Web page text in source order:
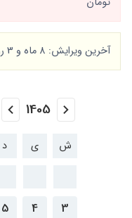
آخرین ویرایش: 8 ماه و 3 روز قبل
ش ی د
3
4
5